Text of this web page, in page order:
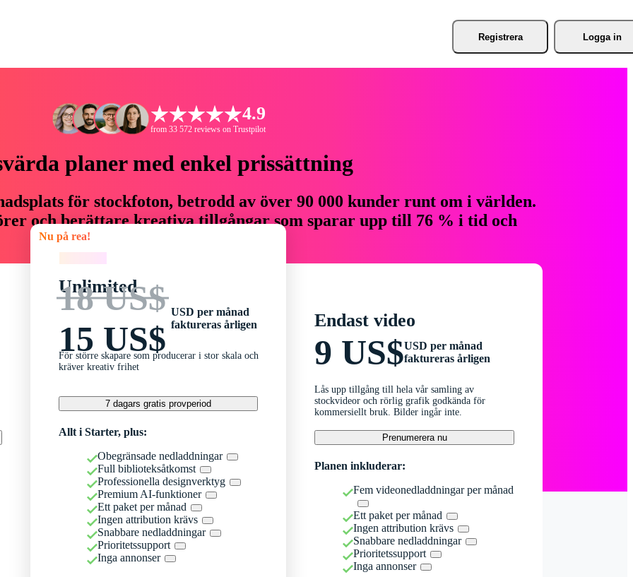
Registrera Logga in
4.9
from 33 572 reviews on Trustpilot
planer med enkel prissättning
för stockfoton, betrodd av över 90 000 kunder runt om i världen.
och berättare kreativa tillgångar som sparar upp till 76 % i tid och
Nu på rea!
Unlimited
18 US$
15 US$
USD per månad
faktureras årligen
För större skapare som producerar i stor skala och
kräver kreativ frihet
7 dagars gratis provperiod
Allt i Starter, plus:
Obegränsade nedladdningar
Full biblioteksåtkomst
Professionella designverktyg
Premium AI-funktioner
Ett paket per månad
Ingen attribution krävs
Snabbare nedladdningar
Prioritetssupport
Inga annonser
Endast video
9 US$USD per månad
faktureras årligen
Lås upp tillgång till hela vår samling av
stockvideor och rörlig grafik godkända för
kommersiellt bruk. Bilder ingår inte.
Prenumerera nu
Planen inkluderar:
Fem videonedladdningar per månad
Ett paket per månad
Ingen attribution krävs
Snabbare nedladdningar
Prioritetssupport
Inga annonser